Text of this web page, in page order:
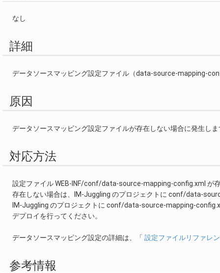
なし
詳細
データソースマッピング設定ファイル（data-source-mapping-
原因
データソースマッピング設定ファイルが存在しない場合に発生しま
対応方法
設定ファイル WEB-INF/conf/data-source-mapping-config.xml が
存在しない場合は、IM-Juggling のプロジェクトに conf/data-
IM-Juggling のプロジェクトに conf/data-source-mapping-
デプロイを行ってください。
データソースマッピング設定の詳細は、「 設定ファイルリファレ
参考情報